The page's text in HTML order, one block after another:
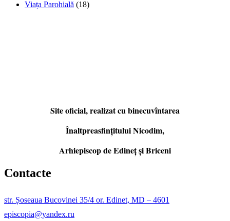
Viața Parohială (18)
Site oficial, realizat cu binecuvîntarea
Înaltpreasfințitului Nicodim,
Arhiepiscop de Edineţ şi Briceni
Contacte
str. Șoseaua Bucovinei 35/4 or. Edinet, MD – 4601
episcopia@yandex.ru